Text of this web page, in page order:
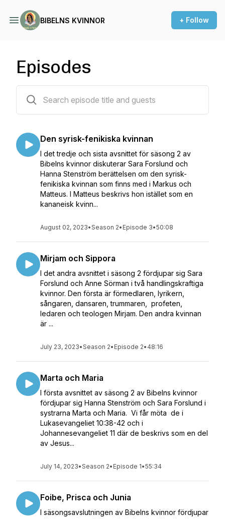
BIBELNS KVINNOR + Follow
Episodes
Den syrisk-fenikiska kvinnan
I det tredje och sista avsnittet för säsong 2 av
Bibelns kvinnor diskuterar Sara Forslund och
Hanna Stenström berättelsen om den syrisk-
fenikiska kvinnan som finns med i Markus och
Matteus. I Matteus beskrivs hon istället som en
kananeisk kvinn...
August 02, 2023•Season 2• Episode 3•50:08
Mirjam och Sippora
I det andra avsnittet i säsong 2 fördjupar sig Sara
Forslund och Anne Sörman i två handlingskraftiga
kvinnor. Den första är förmedlaren, lyrikern,
sångaren, dansaren, trummaren, profeten,
ledaren och teologen Mirjam. Den andra kvinnan
är ...
July 23, 2023•Season 2• Episode 2• 48:16
Marta och Maria
I första avsnittet av säsong 2 av Bibelns kvinnor
fördjupar sig Hanna Stenström och Sara Forslund i
systrarna Marta och Maria. Vi får möta de i
Lukasevangeliet 10:38-42 och i
Johannesevangeliet 11 där de beskrivs som en del
av Jesus...
July 14, 2023•Season 2• Episode 1•55:34
Foibe, Prisca och Junia
I säsongsavslutningen av Bibelns kvinnor fördjupar